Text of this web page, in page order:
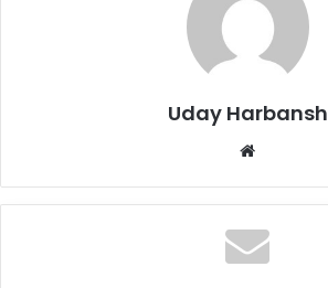
Uday Harbansh
Website